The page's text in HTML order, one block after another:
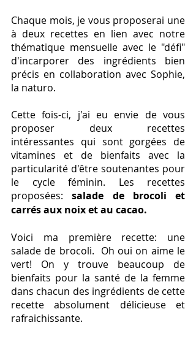
Chaque mois, je vous proposerai une
à deux recettes en lien avec notre
thématique mensuelle avec le "défi"
d'incarporer des ingrédients bien
précis en collaboration avec Sophie,
la naturo.
Cette fois-ci, j'ai eu envie de vous
proposer deux recettes
intéressantes qui sont gorgées de
vitamines et de bienfaits avec la
particularité d'être soutenantes pour
le cycle féminin. Les recettes
proposées: salade de brocoli et
carrés aux noix et au cacao.
Voici ma première recette: une
salade de brocoli.  Oh oui on aime le
vert! On y trouve beaucoup de
bienfaits pour la santé de la femme
dans chacun des ingrédients de cette
recette absolument délicieuse et
rafraichissante.